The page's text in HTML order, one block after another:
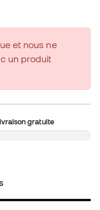
et nous ne
un produit
gratuite